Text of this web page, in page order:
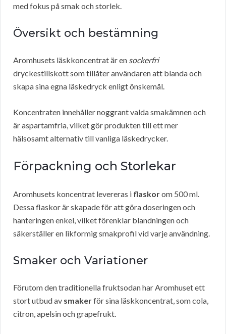
med fokus på smak och storlek.
Översikt och bestämning
Aromhusets läskkoncentrat är en sockerfri
dryckestillskott som tillåter användaren att blanda och
skapa sina egna läskedryck enligt önskemål.
Koncentraten innehåller noggrant valda smakämnen och
är aspartamfria, vilket gör produkten till ett mer
hälsosamt alternativ till vanliga läskedrycker.
Förpackning och Storlekar
Aromhusets koncentrat levereras i flaskorom 500 ml.
Dessa flaskor är skapade för att göra doseringen och
hanteringen enkel, vilket förenklar blandningen och
säkerställer en likformig smakprofil vid varje användning.
Smaker och Variationer
Förutom den traditionella fruktsodan har Aromhuset ett
stort utbud av smakerför sina läskkoncentrat, som cola,
citron, apelsin och grapefrukt.